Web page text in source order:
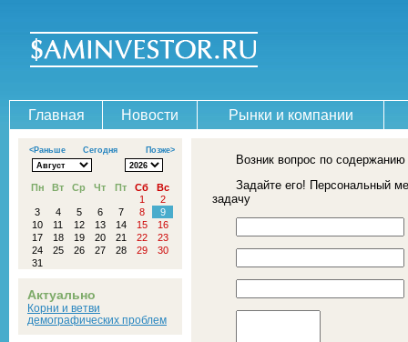
Главная Новости Рынки и компании
<Раньше Сегодня Позже>
Пн Вт Ср Чт Пт Сб
Вс
1
2
3
4 5 6 7 8
9
10
11 12 13 14 15
16
17
18 19 20 21 22
23
24
25 26 27 28 29
30
31
Актуально
Корни и ветви
демографических проблем
Возник вопрос по содержанию
Задайте его! Персональный
задачу